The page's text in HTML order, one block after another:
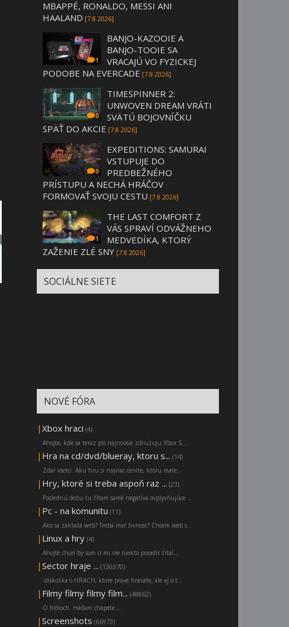
MBAPPÉ, RONALDO, MESSI ANI
HAALAND [7.8 2026]
1
BANJO-KAZOOIE A
BANJO-TOOIE SA
VRACAJÚ VO FYZICKEJ
PODOBE NA EVERCADE [7.8 2026]
0
TIMESPINNER 2:
UNWOVEN DREAM VRÁTI
SVÄTÚ BOJOVNÍČKU
SPÄŤ DO AKCIE [7.8 2026]
0
EXPEDITIONS: SAMURAI
VSTUPUJE DO
PREDBEŽNÉHO
PRÍSTUPU A NECHÁ HRÁČOV
FORMOVAŤ SVOJU CESTU [7.8 2026]
1
THE LAST COMFORT Z
VÁS SPRAVÍ ODVÁŽNEHO
MEDVEDÍKA, KTORÝ
ZAŽENIE ZLÉ SNY [7.8 2026]
SOCIÁLNE SIETE
NOVÉ FÓRA
| Xbox hraci (4)
Ahojte, kde sa teraz pls najnovsie zdruzuju Xbox S...
| Hra na cd/dvd/blueray, ktoru s... (14)
Zdar vsetci. Aku hru si najviac cenite, ktoru mate...
| Hry, ktoré si treba aspoň raz ... (23)
Poslednú dobu tu čítam samé negatíva ovplyvňujúce ...
| Pc - na komunitu (11)
Ako sa zakladá web? Treba mať živnosť? Chcem web s...
| Linux a hry (4)
Ahojte chcel by som ci mi vie niekto poradiť čítal...
| Sector hraje ... (130370)
:diskoška o HRACH, ktore prave hravate, ale aj o t...
| Filmy filmy filmy film... (48862)
O filmoch. Hádam chápete....
| Screenshots (66973)